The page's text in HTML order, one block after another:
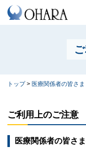
トップ> 医療関係者の皆さま
ご利用上のご注意
医療関係者の皆さ